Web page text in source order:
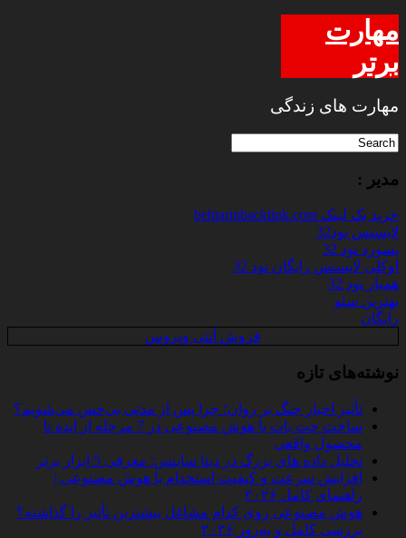
مهارت
برتر
مهارت های زندگی
مدیر :
خرید بک لینک behtarinbacklink.com
لایسنس نود32
پسورد نود 32
اوکلی لایسنس رایگان نود 32
همیار نود 32
بهترین سئو
رایگان
فروش آنتی ویروس
نوشته‌های تازه
تأثیر اخبار جنگ بر روان؛ چرا پس از مدتی بی‌حس می‌شویم؟
ساخت چت‌ بات با هوش مصنوعی در 7 مرحله از ایده تا
محصول واقعی
تحلیل داده‌ های بزرگ در دیتا ساینس: معرفی 5 ابزار برتر
افزایش سرعت و کیفیت استخدام با هوش مصنوعی |
راهنمای کامل ۲۰۲۶
هوش مصنوعی روی کدام مشاغل بیشترین تأثیر را گذاشته؟
بررسی کامل و به‌روز ۲۰۲۶